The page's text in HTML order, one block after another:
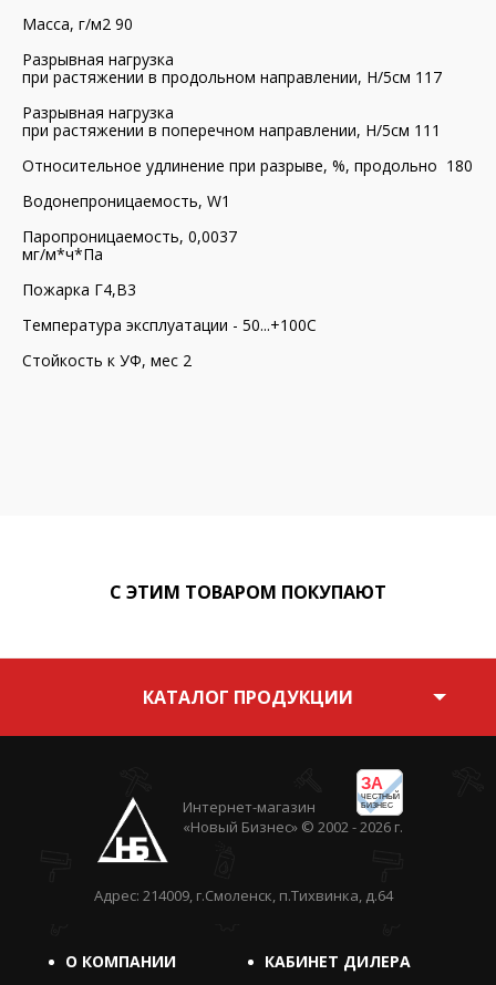
Масса, г/м2 90
Разрывная нагрузка
при растяжении в продольном направлении, Н/5см 117
Разрывная нагрузка
при растяжении в поперечном направлении, Н/5см 111
Относительное удлинение при разрыве, %, продольно 180
Водонепроницаемость, W1
Паропроницаемость, 0,0037
мг/м*ч*Па
Пожарка Г4,В3
Температура эксплуатации - 50...+100С
Стойкость к УФ, мес 2
С ЭТИМ ТОВАРОМ ПОКУПАЮТ
КАТАЛОГ ПРОДУКЦИИ
ЗА
ЧЕСТНЫЙ
БИЗНЕС
Интернет-магазин
«Новый Бизнес» © 2002 - 2026 г.
Адрес: 214009, г.Смоленск, п.Тихвинка, д.64
О КОМПАНИИ КАБИНЕТ ДИЛЕРА